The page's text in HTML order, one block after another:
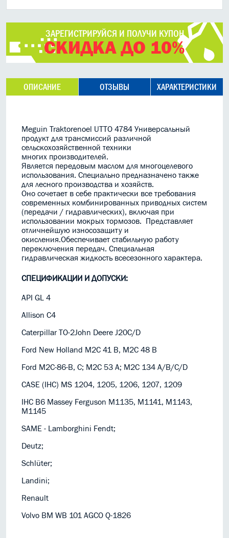
ЗАРЕГИСТРИРУЙСЯ И ПОЛУЧИ КУПОН
СКИДКА ДО 10%
ОПИСАНИЕ ОТЗЫВЫ ХАРАКТЕРИСТИКИ
Meguin Traktorenoel UTTO 4784 Универсальный
продукт для трансмиссий различной
сельскохозяйственной техники
многих производителей.
Является передовым маслом для многоцелевого
использования. Специально предназначено также
для лесного производства и хозяйств.
Оно сочетает в себе практически все требования
современных комбинированных приводных систем
(передачи / гидравлических), включая при
использовании мокрых тормозов. Представляет
отличнейшую износозащиту и
окисления.Обеспечивает стабильную работу
переключения передач. Специальная
гидравлическая жидкость всесезонного характера.
СПЕЦИФИКАЦИИ И ДОПУСКИ:
API GL 4
Allison C4
Caterpillar TO-2John Deere J20C/D
Ford New Holland M2C 41 B, M2C 48 B
Ford M2C-86-B, C; M2C 53 A; M2C 134 A/B/C/D
CASE (IHC) MS 1204, 1205, 1206, 1207, 1209
IHC B6 Massey Ferguson M1135, M1141, M1143,
M1145
SAME - Lamborghini Fendt;
Deutz;
Schlüter;
Landini;
Renault
Volvo BM WB 101 AGCO Q-1826